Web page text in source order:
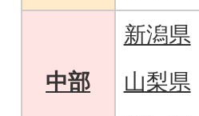
中部
新潟県
山梨県